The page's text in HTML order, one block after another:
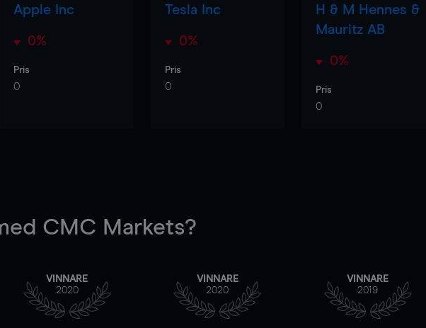
Apple Inc
0%
Pris
0
Tesla Inc
0%
Pris
0
H & M Hennes &
Mauritz AB
0%
Pris
0
CMC Markets?
VINNARE
2020
VINNARE
2020
VINNARE
2019